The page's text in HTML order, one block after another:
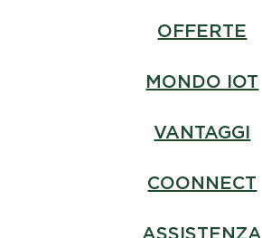
OFFERTE
MONDO IOT
VANTAGGI
COONNECT
ASSISTENZA